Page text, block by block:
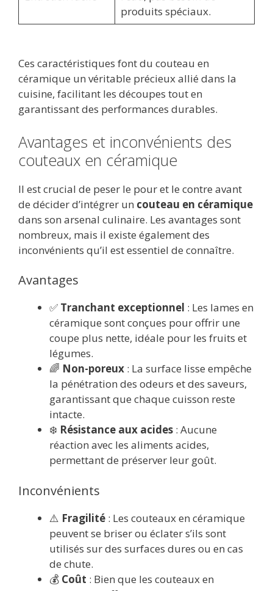
produits spéciaux.
Ces caractéristiques font du couteau en
céramique un véritable précieux allié dans la
cuisine, facilitant les découpes tout en
garantissant des performances durables.
Avantages et inconvénients des
couteaux en céramique
Il est crucial de peser le pour et le contre avant
de décider d’intégrer un couteau en céramique
dans son arsenal culinaire. Les avantages sont
nombreux, mais il existe également des
inconvénients qu’il est essentiel de connaître.
Avantages
✅ Tranchant exceptionnel : Les lames en
céramique sont conçues pour offrir une
coupe plus nette, idéale pour les fruits et
légumes.
🌈 Non-poreux : La surface lisse empêche
la pénétration des odeurs et des saveurs,
garantissant que chaque cuisson reste
intacte.
❄️ Résistance aux acides : Aucune
réaction avec les aliments acides,
permettant de préserver leur goût.
Inconvénients
⚠️ Fragilité : Les couteaux en céramique
peuvent se briser ou éclater s’ils sont
utilisés sur des surfaces dures ou en cas
de chute.
💰 Coût : Bien que les couteaux en